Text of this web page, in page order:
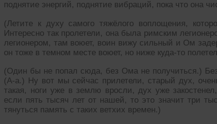
поднятие энергий, поднятие вибраций, пока что она
(Летите к духу самого тяжёлого воплощения,
Интересно так пролетели, она была римским
легионером, там воюет, воин вижу сильный и Ом
он тоже в темном месте воюет, но ниже куда-то
(Один бы не попал сюда, без Ома не получиться.)
(А-а.) Ну вот мы сейчас прилетели, старый дух,
такая, ноги уже в землю вросли, дух уже
если пять тысяч лет от нашей, то это значит три
тянуться память с таких ветхих времен.)